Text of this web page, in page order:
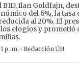
BID, Ilan Goldfajn,
del 6%, la tasa
al 20%. El
elogios y prometió
p. m. · Redacción ÚH